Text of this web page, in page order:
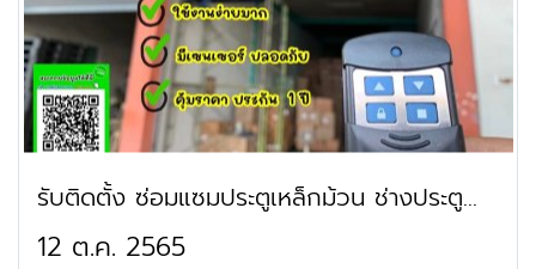
รับติดตั้ง ซ่อมแซมประตูเหล็กม้วน ช่างประตู
ม้วน คลองเตย
12 ต.ค. 2565